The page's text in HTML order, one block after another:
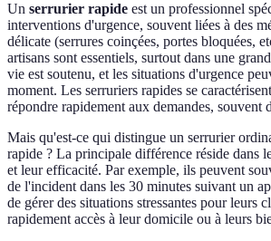
Un serrurier rapide est un professionnel
interventions d'urgence, souvent liées à des
délicate (serrures coinçées, portes bloquées,
artisans sont essentiels, surtout dans une
vie est soutenu, et les situations d'urgence
moment. Les serruriers rapides se
répondre rapidement aux demandes, souvent
Mais qu'est-ce qui distingue un serrurier
rapide ? La principale différence réside dans
et leur efficacité. Par exemple, ils peuvent
de l'incident dans les 30 minutes suivant un
de gérer des situations stressantes pour leurs
rapidement accès à leur domicile ou à leurs